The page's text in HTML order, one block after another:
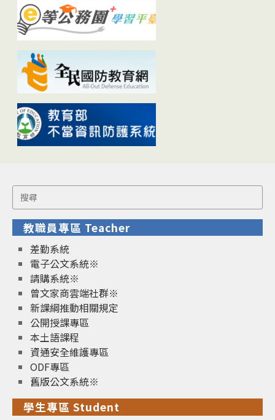
Search
for:
教職員專區 Teacher
差勤系統
電子公文系統※
請購系統※
曾文家商雲端社群※
新課綱推動相關規定
公開授課專區
本土語課程
資通安全維護專區
ODF專區
舊版公文系統※
學生專區 Student